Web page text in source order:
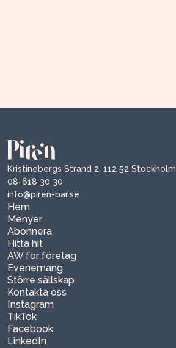
Kristinebergs Strand 2, 112 52 Stockholm
08-618 30 30
info@piren-bar.se
Hem
Menyer
Abonnera
Hitta hit
AW för företag
Evenemang
Större sällskap
Kontakta oss
Instagram
TikTok
Facebook
LinkedIn